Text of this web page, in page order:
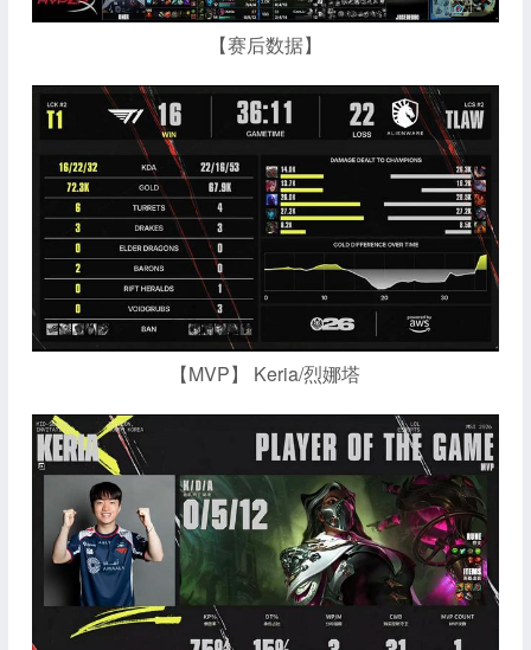
【赛后数据】
【MVP】 Keria/烈娜塔